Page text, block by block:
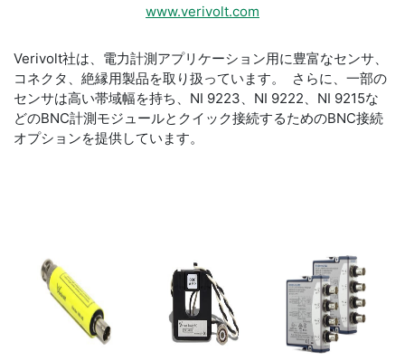
www.verivolt.com
Verivolt社は、電力計測アプリケーション用に豊富なセンサ、
コネクタ、絶縁用製品を取り扱っています。 さらに、一部の
センサは高い帯域幅を持ち、NI 9223、NI 9222、NI 9215な
どのBNC計測モジュールとクイック接続するためのBNC接続
オプションを提供しています。